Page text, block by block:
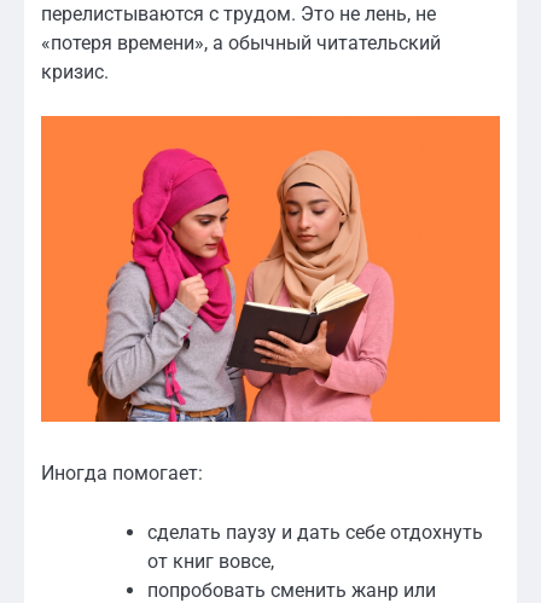
перелистываются с трудом. Это не лень, не
«потеря времени», а обычный читательский
кризис.
Иногда помогает:
сделать паузу и дать себе отдохнуть
от книг вовсе,
попробовать сменить жанр или